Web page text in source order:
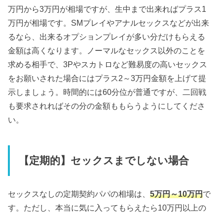
万円から3万円が相場ですが、生中まで出来ればプラス1
万円が相場です。SMプレイやアナルセックスなどが出来
るなら、出来るオプションプレイが多い分だけもらえる
金額は高くなります。ノーマルなセックス以外のことを
求める相手で、3Pやスカトロなど難易度の高いセックス
をお願いされた場合にはプラス2～3万円金額を上げて提
示しましょう。時間的には60分位が普通ですが、二回戦
も要求されればその分の金額ももらうようにしてくださ
い。
【定期的】セックスまでしない場合
セックスなしの定期契約パパの相場は、5万円～10万円で
す。ただし、本当に気に入ってもらえたら10万円以上の